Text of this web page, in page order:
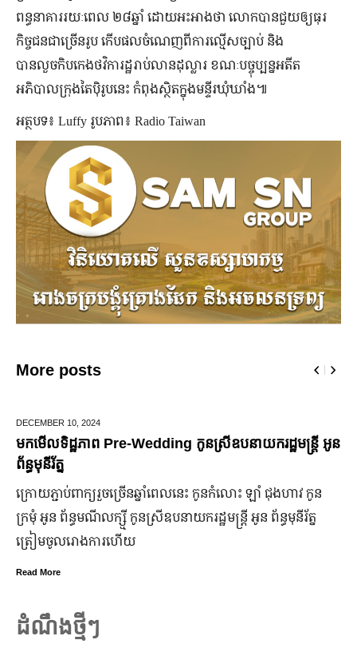
ពន្ធនាគាររយៈពេល ២៨ឆ្នាំ ដោយអះអាងថា លោកបានជួយឲ្យធុរ
កិច្ចជនជាច្រើនរូប កើបផលចំណេញពីការល្មើសច្បាប់ និង
បានលួចកិបកេងថវិការដ្ឋរាប់លានដុល្លារ ខណៈបច្ចុប្បន្នអតីត
អភិបាលក្រុងតៃប៉ិរូបនេះ កំពុងស្ថិតក្នុងមន្ទីរឃុំឃាំង៕
អត្ថបទ៖ Luffy រូបភាព៖ Radio Taiwan
More posts
DECEMBER 10, 2024
មកមើលទិដ្ឋភាព Pre-Wedding កូនស្រីឧបនាយករដ្ឋមន្រ្តី អូន
ព័ន្ធមុនីរ័ត្ន
ក្រោយ​ភ្ជាប់​ពាក្យ​រួច​ច្រើន​ឆ្នាំ​ពេលនេះ កូនកំលោះ ឡាំ ជុងហាវ កូន
ក្រមុំ អូន ព័ន្ធមណីលក្ស្មី កូនស្រី​ឧបនាយករដ្ឋមន្ត្រី អូន ព័ន្ធមុនីរ័ត្ន
ត្រៀម​ចូល​រោងការ​ហើយ
Read More
ដំណឹងថ្មីៗ